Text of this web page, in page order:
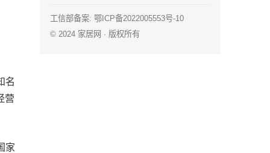
名
营
家
工信部备案: 鄂ICP备2022005553号-10
© 2024 家居网 · 版权所有